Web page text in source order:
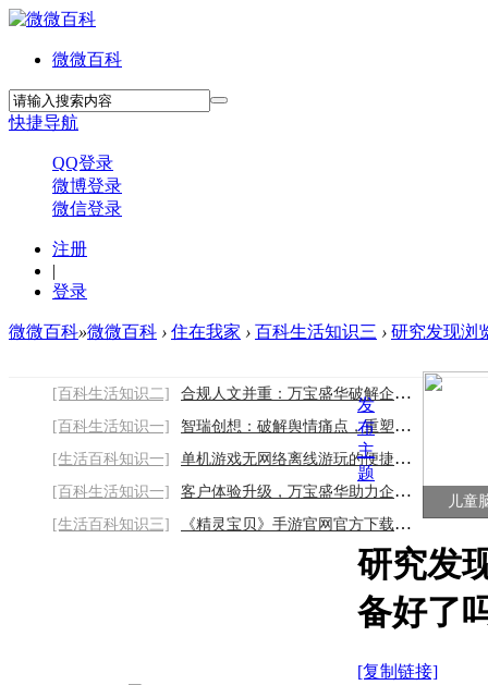
微微百科
快捷导航
QQ登录
微博登录
微信登录
注册
|
登录
微微百科»微微百科 › 住在我家 › 百科生活知识三 › 研究发现浏
[百科生活知识二]
合规人文并重：万宝盛华破解企业裁员安置难
[百科生活知识一]
智瑞创想：破解舆情痛点，重塑行业服务新标
[生活百科知识一]
单机游戏无网络离线游玩的便捷娱乐优势
[百科生活知识一]
客户体验升级，万宝盛华助力企业构建专业客
[生活百科知识三]
《精灵宝贝》手游官网官方下载链接：在游戏
儿童
发
布
主
题
研究发
备好了
[复制链接]